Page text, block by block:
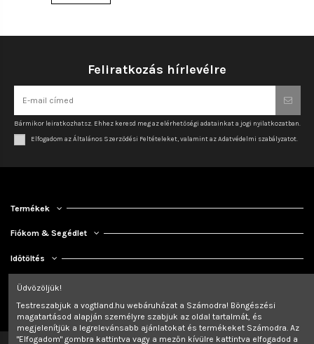
Feliratkozás hírlevélre
Bármikor leiratkozhatsz. Ehhez keresd meg az elérhetőségi adatainkat a jogi nyilatkozatban.
Elfogadom az Általános Szerződési Feltételeket, valamint az Adatvédelmi szabályzatot.
Termékek
Fiókom & Segédlet
Időtöltés
Kapcsolat
Üdvözöljük!
Testreszabjuk a vogtland.hu webáruházat a Számodra! Böngészési
magatartásod alapján személyre szabjuk az oldal tartalmát, és
megjelenítjük a legrelevánsabb ajánlatokat és termékeket Számodra. Az
"Elfogadom" gombra kattintva vagy a mezőn kívülre kattintva elfogadod a